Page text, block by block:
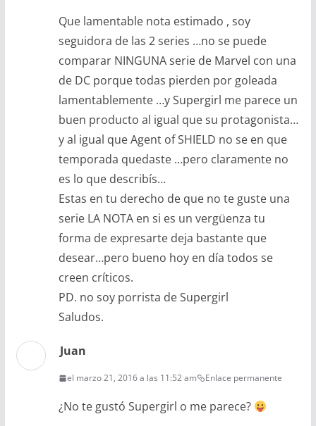
Que lamentable nota estimado , soy
seguidora de las 2 series …no se puede
comparar NINGUNA serie de Marvel con una
de DC porque todas pierden por goleada
lamentablemente …y Supergirl me parece un
buen producto al igual que su protagonista…
y al igual que Agent of SHIELD no se en que
temporada quedaste …pero claramente no
es lo que describís…
Estas en tu derecho de que no te guste una
serie LA NOTA en si es un vergüenza tu
forma de expresarte deja bastante que
desear…pero bueno hoy en día todos se
creen críticos.
PD. no soy porrista de Supergirl
Saludos.
Juan
el marzo 21, 2016 a las 11:52 am Enlace permanente
¿No te gustó Supergirl o me parece?